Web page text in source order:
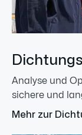
Analyse und
sichere und
Mehr zur